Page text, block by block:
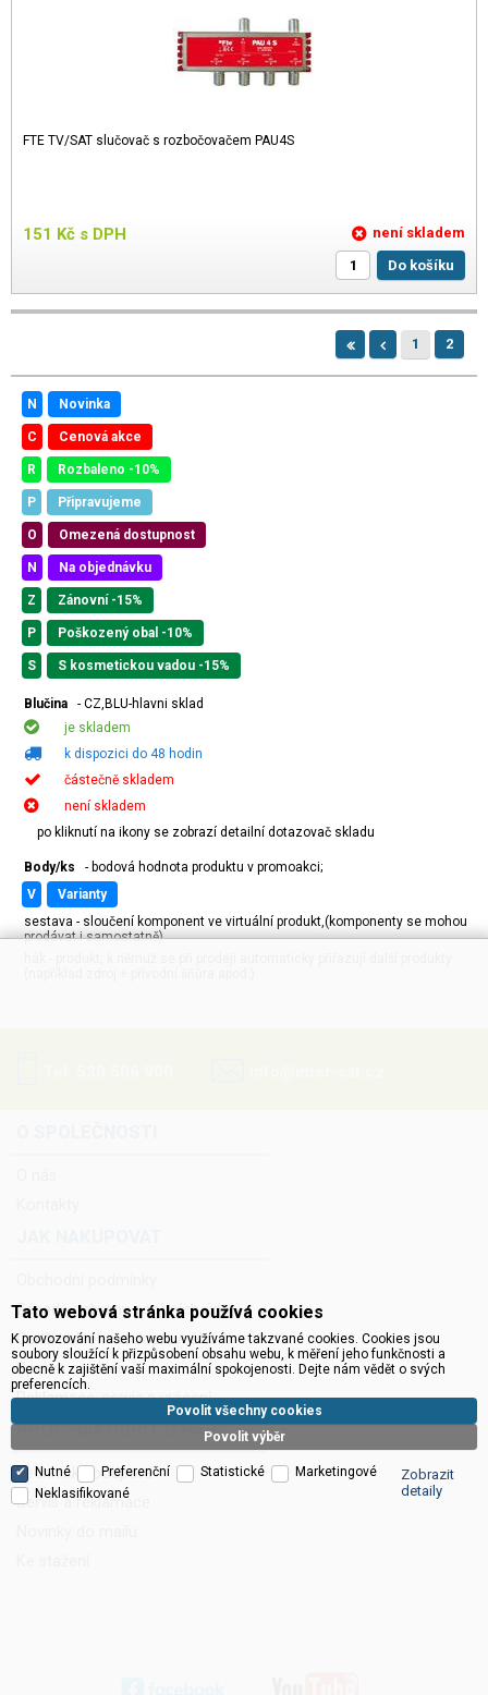
FTE TV/SAT slučovač s rozbočovačem PAU4S
151 Kč s DPH
není skladem
Do košíku
1 2
N Novinka
C Cenová akce
R Rozbaleno -10%
P Připravujeme
O Omezená dostupnost
N Na objednávku
Z Zánovní -15%
P Poškozený obal -10%
S S kosmetickou vadou -15%
Blučina
- CZ,BLU-hlavni sklad
je skladem
k dispozici do 48 hodin
částečně skladem
není skladem
po kliknutí na ikony se zobrazí detailní dotazovač skladu
Body/ks
- bodová hodnota produktu v promoakci;
v
varianty
sestava - sloučení komponent ve virtuální produkt,(komponenty se mohou
prodávat i samostatně)
Zásady ochrany osobních údajů
Ceník balného a dopravného
Správa cookies
Reklamace, servis a vrácení
PROČ NAKOUPIT U NÁS?
Technická podpora
Servis a reklamace
Tato webová stránka používá cookies
K provozování našeho webu využíváme takzvané cookies. Cookies jsou
soubory sloužící k přizpůsobení obsahu webu, k měření jeho funkčnosti a
obecně k zajištění vaší maximální spokojenosti. Dejte nám vědět o svých
preferencích.
Povolit výběr
Povolit všechny cookies
Nutné Preferenční Statistické
Marketingové
Neklasifikované
Zobrazit
detaily